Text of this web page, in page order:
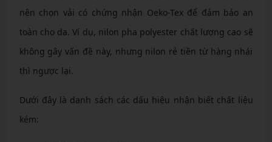
nên chọn vải có chứng nhận Oeko-Tex để đảm bảo an
toàn cho da. Ví dụ, nilon pha polyester chất lượng cao sẽ
không gây vấn đề này, nhưng nilon rẻ tiền từ hàng nhái
thì ngược lại.
Dưới đây là danh sách các dấu hiệu nhận biết chất liệu
kém: